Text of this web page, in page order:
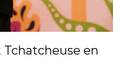
Tchatcheuse en